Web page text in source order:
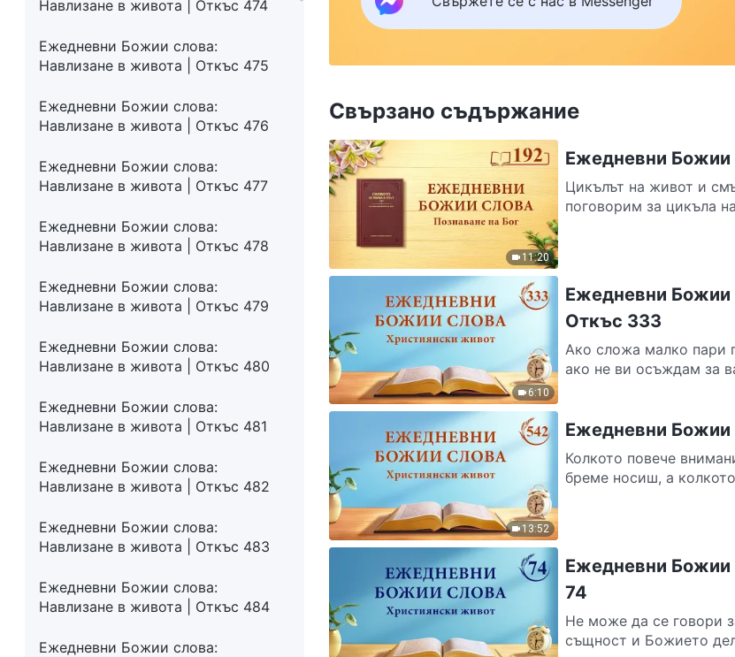
Навлизане в живота | Откъс 474
Ежедневни Божии слова:
Навлизане в живота | Откъс 475
Ежедневни Божии слова:
Навлизане в живота | Откъс 476
Ежедневни Божии слова:
Навлизане в живота | Откъс 477
Ежедневни Божии слова:
Навлизане в живота | Откъс 478
Ежедневни Божии слова:
Навлизане в живота | Откъс 479
Ежедневни Божии слова:
Навлизане в живота | Откъс 480
Ежедневни Божии слова:
Навлизане в живота | Откъс 481
Ежедневни Божии слова:
Навлизане в живота | Откъс 482
Ежедневни Божии слова:
Навлизане в живота | Откъс 483
Ежедневни Божии слова:
Навлизане в живота | Откъс 484
Ежедневни Божии слова:
към нашата група за изучаване. Не чакайте до утре.
Свързано съдържание
11:20
Ежедневни Божии
Цикълът на живот и
поговорим за цикъла
6:10
Ежедневни Божии
Откъс 333
Ако сложа малко пари
ако не ви осъждам за
13:52
Ежедневни Божии
Колкото повече
бреме носиш, а
Ежедневни Божии
74
Не може да се говори
същност и Божието